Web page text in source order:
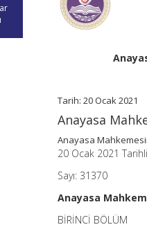
Tarih: 20 Ocak 2021
Anayasa
Anayasa
20 Ocak 2021
Sayı: 31370
Anayasa
BİRİNCİ BÖLÜM